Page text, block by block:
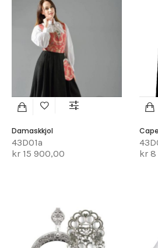
Damaskkjol
43D01a
kr 15 900,00
kr